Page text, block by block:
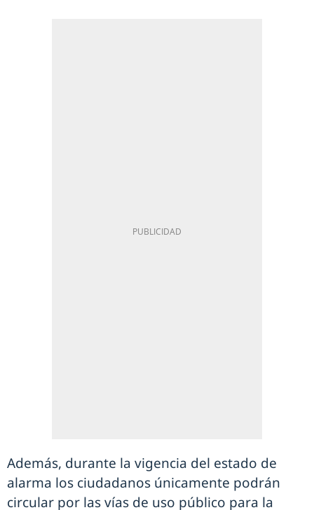
Además, durante la vigencia del estado de
alarma los ciudadanos únicamente podrán
circular por las vías de uso público para la